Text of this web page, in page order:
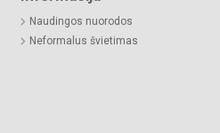
Naudingos nuorodos
Neformalus švietimas